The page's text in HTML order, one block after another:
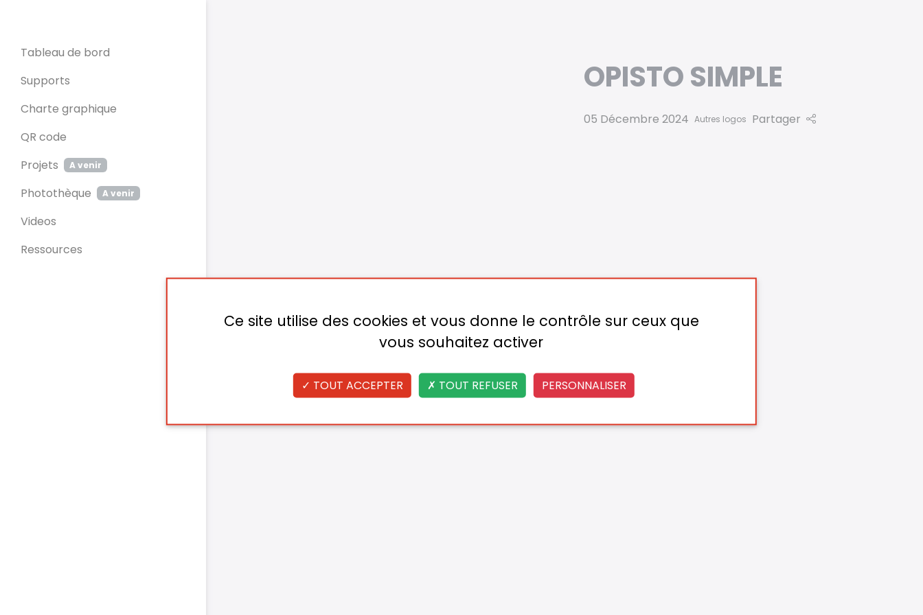
Tableau de bord
Supports
Charte graphique
QR code
Projets
A venir
Photothèque A venir
Videos
Ressources
OPISTO SIMPLE
05 Décembre 2024 Autres logos Partager
Ce site utilise des cookies et vous donne le contrôle sur ceux que
vous souhaitez activer
TOUT ACCEPTER TOUT REFUSER PERSONNALISER